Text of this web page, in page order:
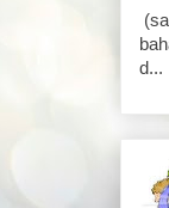
d...